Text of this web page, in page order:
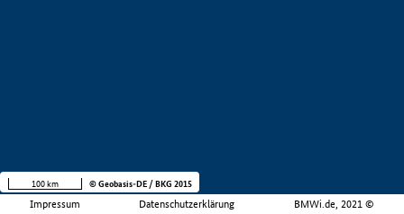
Impressum Datenschutzerklärung BMWi.de, 2021 ©
100 km © Geobasis-DE / BKG 2015